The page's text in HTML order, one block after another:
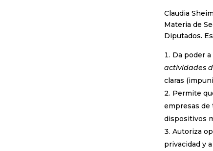
Claudia
Materia de
Diputados.
Da poder
actividades
claras
Permite
empresas de
dispositivos
Autoriza
privacidad y